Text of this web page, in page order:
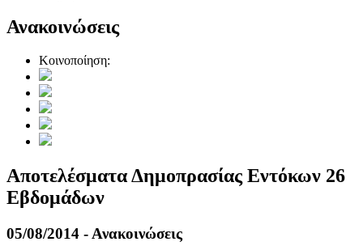
Ανακοινώσεις
Κοινοποίηση:
Αποτελέσματα Δημοπρασίας Εντόκων 26
Εβδομάδων
05/08/2014 - Ανακοινώσεις